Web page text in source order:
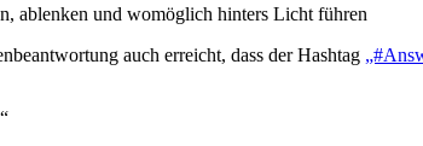
ablenken und womöglich hinters Licht führen
auch erreicht, dass der Hashtag